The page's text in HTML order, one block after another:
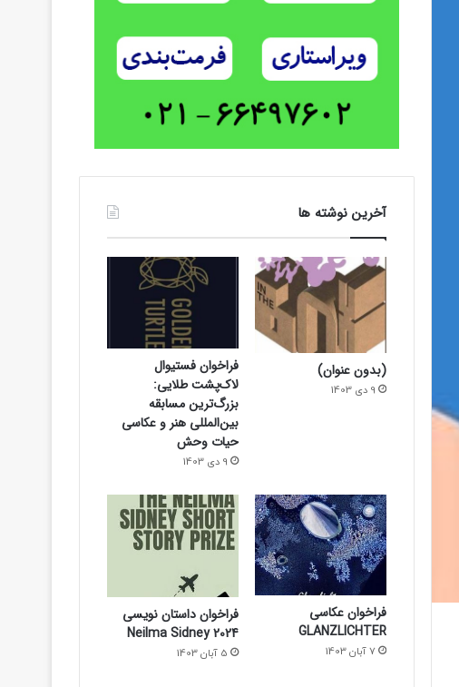
آخرین نوشته ها
(بدون عنوان)
9 دی 1403
فراخوان فستیوال
لاک‌پشت طلایی:
بزرگ‌ترین مسابقه
بین‌المللی هنر و عکاسی
حیات وحش
9 دی 1403
فراخوان عکاسی
GLANZLICHTER
7 آبان 1403
فراخوان داستان نویسی
Neilma Sidney 2024
5 آبان 1403